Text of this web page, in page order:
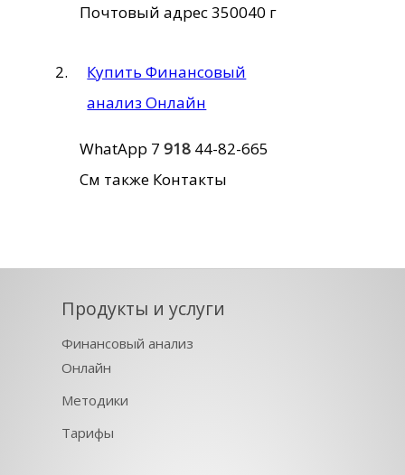
Почтовый адрес 350040 г
Купить Финансовый
анализ Онлайн
WhatApp 7 91844-82-665
См также Контакты
Продукты и услуги
Финансовый анализ
Онлайн
Методики
Тарифы